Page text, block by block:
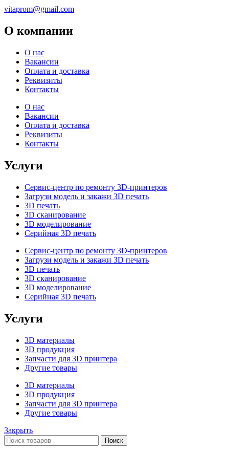
vitaprom@gmail.com
О компании
О нас
Вакансии
Оплата и доставка
Реквизиты
Контакты
О нас
Вакансии
Оплата и доставка
Реквизиты
Контакты
Услуги
Сервис-центр по ремонту 3D-принтеров
Загрузи модель и закажи 3D печать
3D печать
3D сканирование
3D моделирование
Серийная 3D печать
Сервис-центр по ремонту 3D-принтеров
Загрузи модель и закажи 3D печать
3D печать
3D сканирование
3D моделирование
Серийная 3D печать
Услуги
3D материалы
3D продукция
Запчасти для 3D принтера
Другие товары
3D материалы
3D продукция
Запчасти для 3D принтера
Другие товары
Закрыть
Поиск